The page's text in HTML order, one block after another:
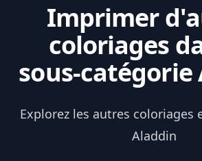
Imprimer
coloriages
sous-catégorie
Explorez les autres coloriages
Aladdin